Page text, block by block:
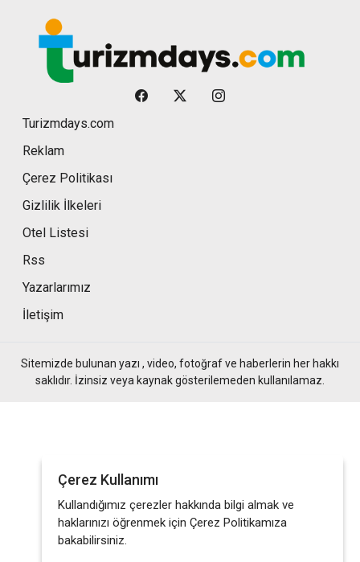
Turizmdays.com
Reklam
Çerez Politikası
Gizlilik İlkeleri
Otel Listesi
Rss
Yazarlarımız
İletişim
Sitemizde bulunan yazı , video, fotoğraf ve haberlerin her hakkı
saklıdır. İzinsiz veya kaynak gösterilemeden kullanılamaz.
Çerez Kullanımı
Kullandığımız çerezler hakkında bilgi almak ve
haklarınızı öğrenmek için Çerez Politikamıza
bakabilirsiniz.